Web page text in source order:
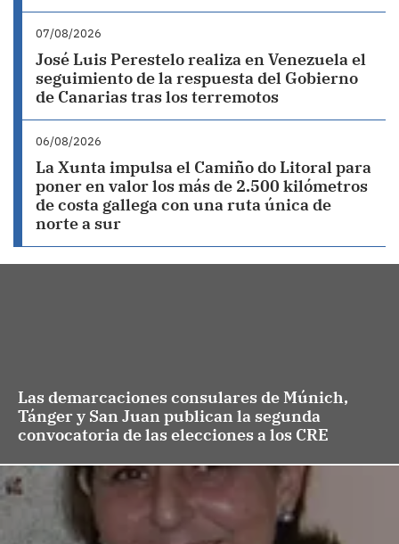
07/08/2026
José Luis Perestelo realiza en Venezuela el
seguimiento de la respuesta del Gobierno
de Canarias tras los terremotos
06/08/2026
La Xunta impulsa el Camiño do Litoral para
poner en valor los más de 2.500 kilómetros
de costa gallega con una ruta única de
norte a sur
Las demarcaciones consulares de Múnich,
Tánger y San Juan publican la segunda
convocatoria de las elecciones a los CRE